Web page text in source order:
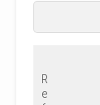
R
e